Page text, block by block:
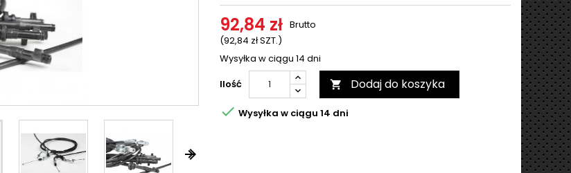


92,84 zł
(92,84 zł SZT.)
Brutto
Wysyłka w ciągu 14 dni
Ilość
 Dodaj do koszyka
 Wysyłka w ciągu 14 dni